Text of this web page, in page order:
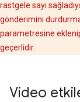
rastgele sayı
gönderimini
parametresine
geçerlidir.
Video